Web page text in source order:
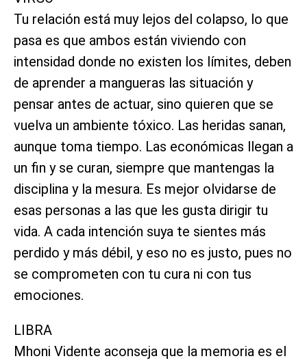
Tu relación está muy lejos del colapso, lo que
pasa es que ambos están viviendo con
intensidad donde no existen los límites, deben
de aprender a mangueras las situación y
pensar antes de actuar, sino quieren que se
vuelva un ambiente tóxico. Las heridas sanan,
aunque toma tiempo. Las económicas llegan a
un fin y se curan, siempre que mantengas la
disciplina y la mesura. Es mejor olvidarse de
esas personas a las que les gusta dirigir tu
vida. A cada intención suya te sientes más
perdido y más débil, y eso no es justo, pues no
se comprometen con tu cura ni con tus
emociones.
LIBRA
Mhoni Vidente aconseja que la memoria es el